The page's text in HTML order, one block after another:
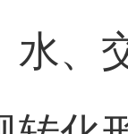
水、